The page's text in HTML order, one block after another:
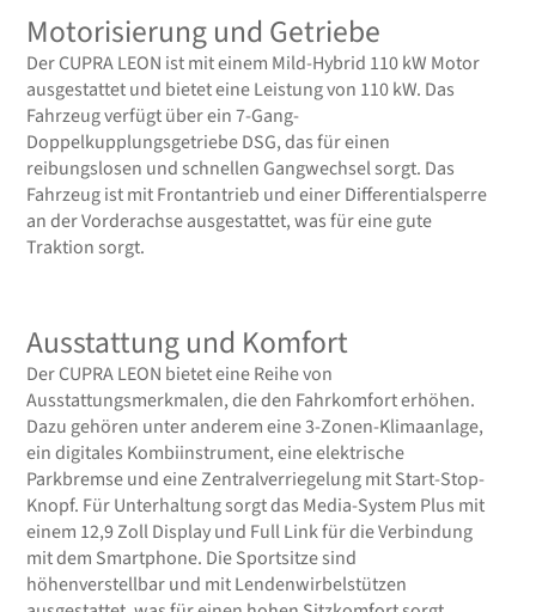
Motorisierung und Getriebe
Der CUPRA LEON ist mit einem Mild-Hybrid 110 kW Motor
ausgestattet und bietet eine Leistung von 110 kW. Das
Fahrzeug verfügt über ein 7-Gang-
Doppelkupplungsgetriebe DSG, das für einen
reibungslosen und schnellen Gangwechsel sorgt. Das
Fahrzeug ist mit Frontantrieb und einer Differentialsperre
an der Vorderachse ausgestattet, was für eine gute
Traktion sorgt.
Ausstattung und Komfort
Der CUPRA LEON bietet eine Reihe von
Ausstattungsmerkmalen, die den Fahrkomfort erhöhen.
Dazu gehören unter anderem eine 3-Zonen-Klimaanlage,
ein digitales Kombiinstrument, eine elektrische
Parkbremse und eine Zentralverriegelung mit Start-Stop-
Knopf. Für Unterhaltung sorgt das Media-System Plus mit
einem 12,9 Zoll Display und Full Link für die Verbindung
mit dem Smartphone. Die Sportsitze sind
höhenverstellbar und mit Lendenwirbelstützen